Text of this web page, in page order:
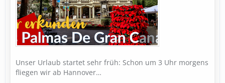
Unser Urlaub startet sehr früh: Schon um 3 Uhr morgens
fliegen wir ab Hannover…